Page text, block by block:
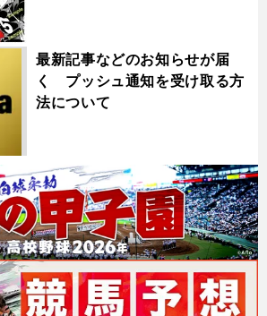
最新記事などのお知らせが届
く プッシュ通知を受け取る方
法について